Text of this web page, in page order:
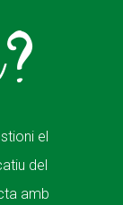
el
del
amb